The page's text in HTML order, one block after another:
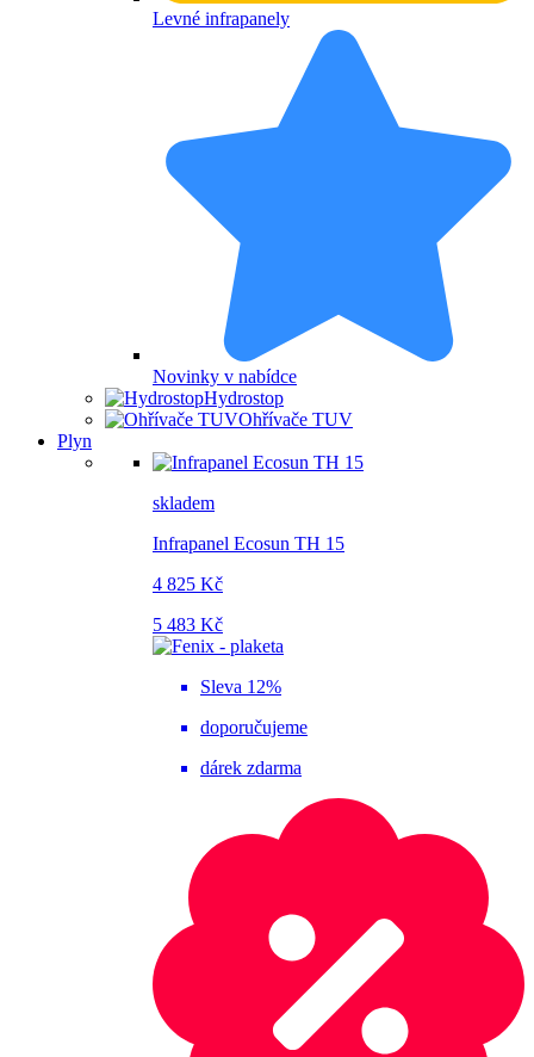
Levné infrapanely
Novinky v nabídce
Hydrostop
Ohřívače TUV
Plyn
skladem
Infrapanel Ecosun TH 15
4 825 Kč
5 483 Kč
Sleva 12%
doporučujeme
dárek zdarma